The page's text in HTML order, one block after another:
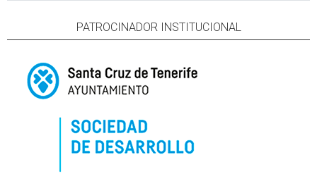
PATROCINADOR INSTITUCIONAL